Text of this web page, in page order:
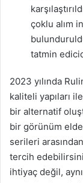
çoklu alım
tatmin
2023 yılında
kaliteli yapıları
bir alternatif
bir görünüm elde
serileri
tercih
ihtiyaç değil,